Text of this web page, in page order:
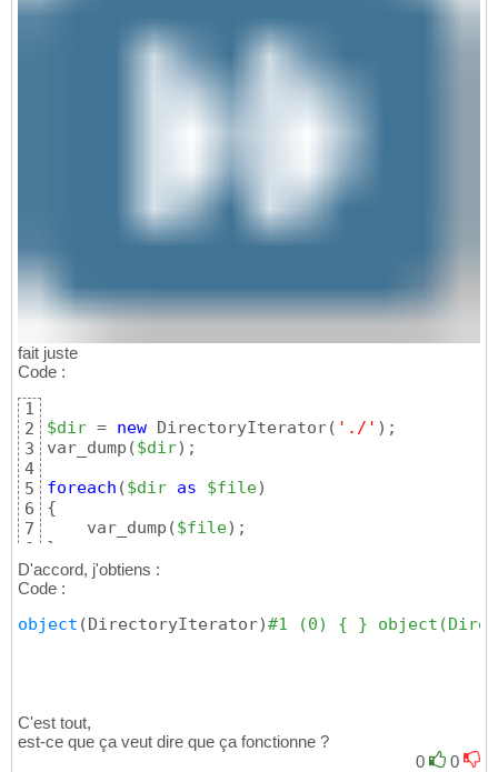
fait juste
Code :
1
2
3
4
5
6
7
8
$dir = new DirectoryIterator( './' ) ;
var_dump ($dir) ;
foreach ($dir as $file)
{
    var_dump
($file)
}
D'accord, j'obtiens :
Code :
object (DirectoryIterator)#1 (0) { }
C'est tout,
est-ce que ça veut dire que ça fonctionne ?
0
0